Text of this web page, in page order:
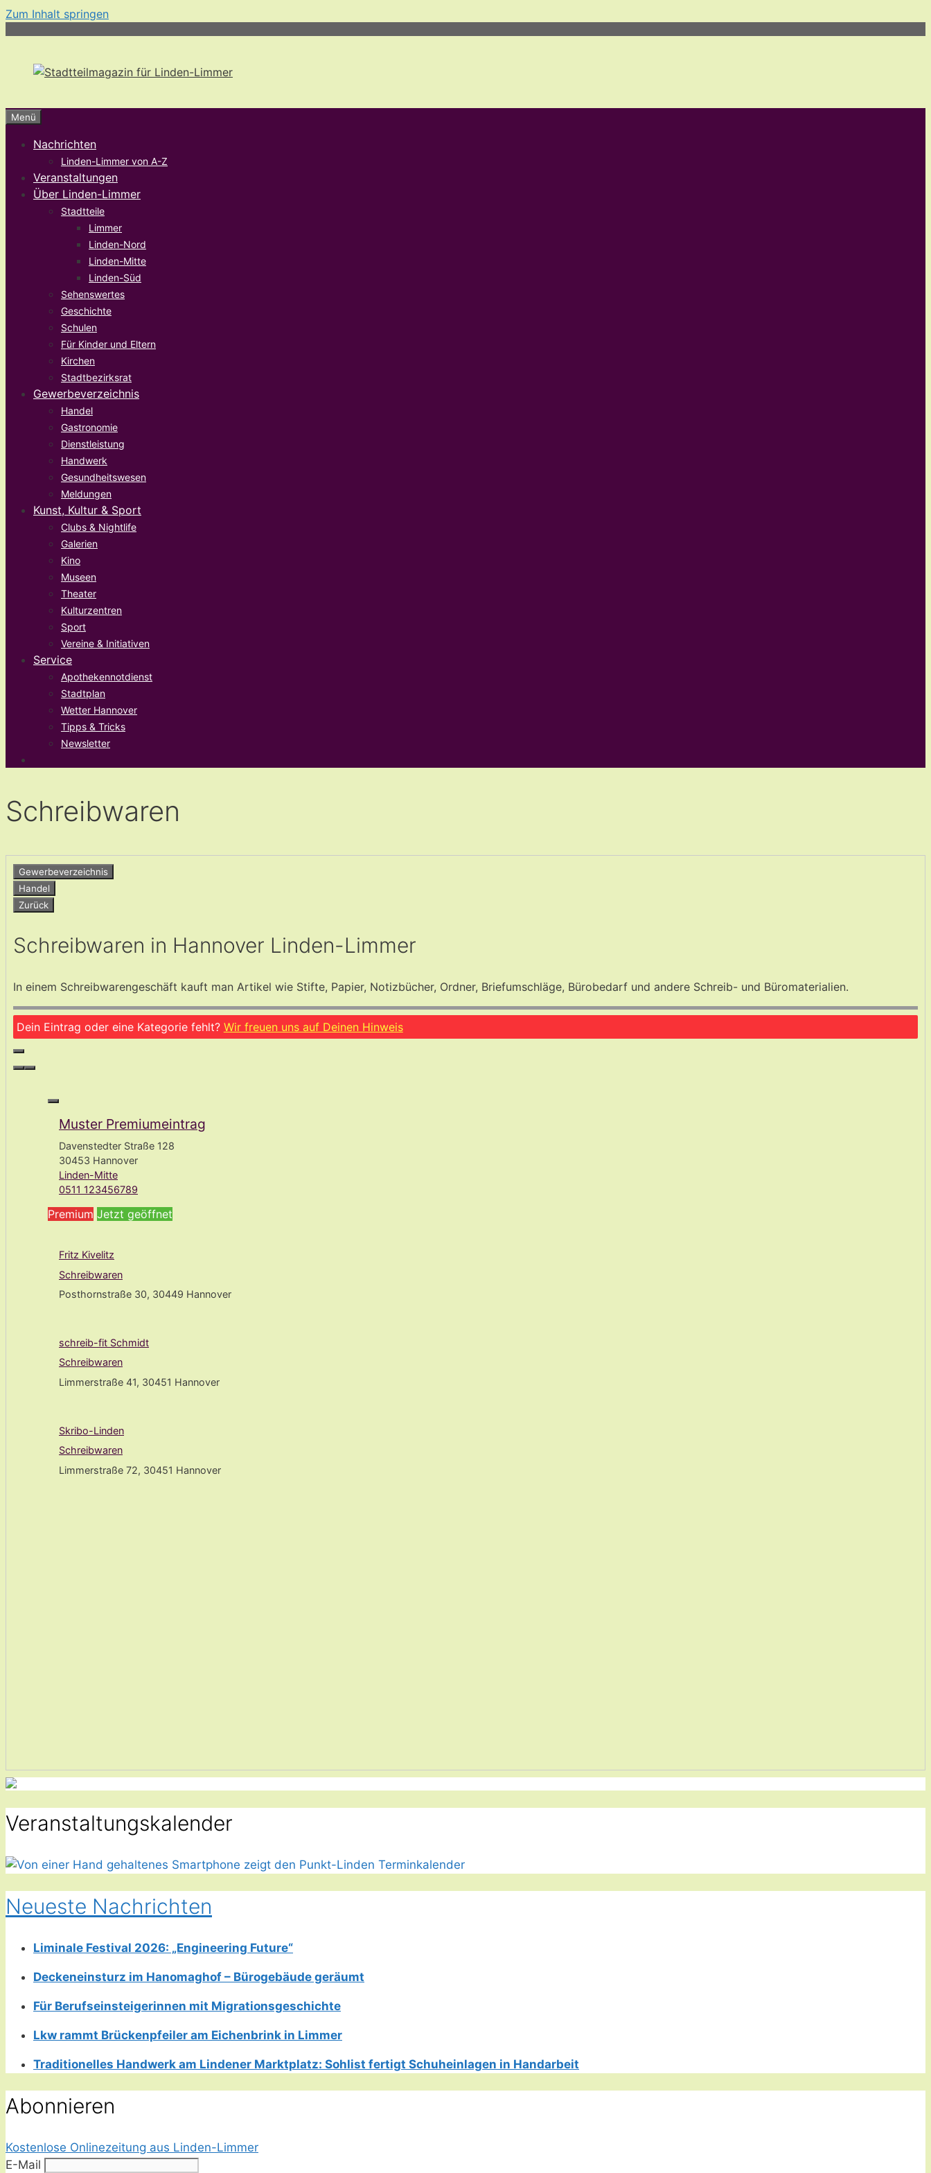
Zum Inhalt springen
Menü
Nachrichten
Linden-Limmer von A-Z
Veranstaltungen
Über Linden-Limmer
Stadtteile
Limmer
Linden-Nord
Linden-Mitte
Linden-Süd
Sehenswertes
Geschichte
Schulen
Für Kinder und Eltern
Kirchen
Stadtbezirksrat
Gewerbeverzeichnis
Handel
Gastronomie
Dienstleistung
Handwerk
Gesundheitswesen
Meldungen
Kunst, Kultur & Sport
Clubs & Nightlife
Galerien
Kino
Museen
Theater
Kulturzentren
Sport
Vereine & Initiativen
Service
Apothekennotdienst
Stadtplan
Wetter Hannover
Tipps & Tricks
Newsletter
Schreibwaren
Gewerbeverzeichnis
Handel
Zurück
Schreibwaren in Hannover Linden-Limmer
In einem Schreibwarengeschäft kauft man Artikel wie Stifte, Papier, Notizbücher, Ordner, Briefumschläge, Bürobedarf und andere Schreib- und Büromaterialien.
Dein Eintrag oder eine Kategorie fehlt? Wir freuen uns auf Deinen Hinweis
Muster Premiumeintrag
Davenstedter Straße 128
30453 Hannover
Linden-Mitte
0511 123456789
Premium Jetzt geöffnet
Fritz Kivelitz
Schreibwaren
Posthornstraße 30, 30449 Hannover
schreib-fit Schmidt
Schreibwaren
Limmerstraße 41, 30451 Hannover
Skribo-Linden
Schreibwaren
Limmerstraße 72, 30451 Hannover
Veranstaltungskalender
Neueste Nachrichten
Liminale Festival 2026: „Engineering Future“
Deckeneinsturz im Hanomaghof – Bürogebäude geräumt
Für Berufseinsteigerinnen mit Migrationsgeschichte
Lkw rammt Brückenpfeiler am Eichenbrink in Limmer
Traditionelles Handwerk am Lindener Marktplatz: Sohlist fertigt Schuheinlagen in Handarbeit
Abonnieren
Kostenlose Onlinezeitung aus Linden-Limmer
E-Mail